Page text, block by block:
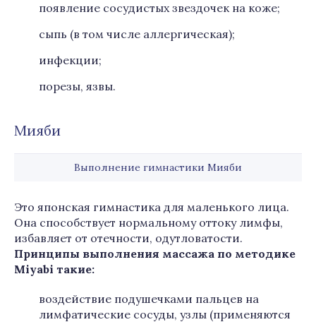
появление сосудистых звездочек на коже;
сыпь (в том числе аллергическая);
инфекции;
порезы, язвы.
Мияби
Выполнение гимнастики Мияби
Это японская гимнастика для маленького лица.
Она способствует нормальному оттоку лимфы,
избавляет от отечности, одутловатости.
Принципы выполнения массажа по методике
Miyabi такие:
воздействие подушечками пальцев на
лимфатические сосуды, узлы (применяются